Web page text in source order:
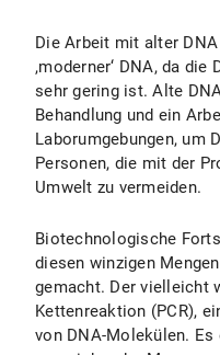
Die Arbeit mit alter
,moderner‘ DNA, da
sehr gering ist. Alte
Behandlung und ein
Laborumgebungen, um
Personen, die mit der
Umwelt zu vermeiden.
Biotechnologische
diesen winzigen
gemacht. Der vielleicht
Kettenreaktion (PCR),
von DNA-Molekülen.